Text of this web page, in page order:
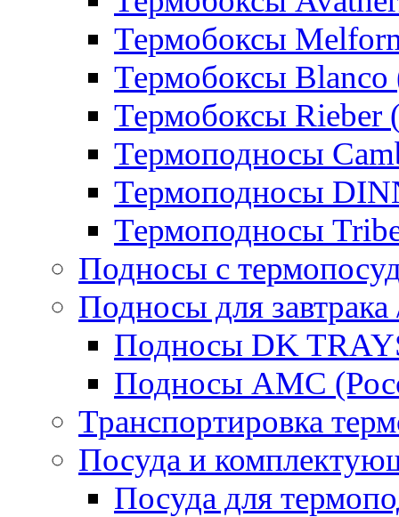
Термобоксы
Термобоксы Blanco
Термобоксы Rieber
Термоподносы
Термоподносы
Термоподносы
Подносы с
Подносы для завтрака
Подносы DK
Подносы AMC
Транспортировка
Посуда и
Посуда для